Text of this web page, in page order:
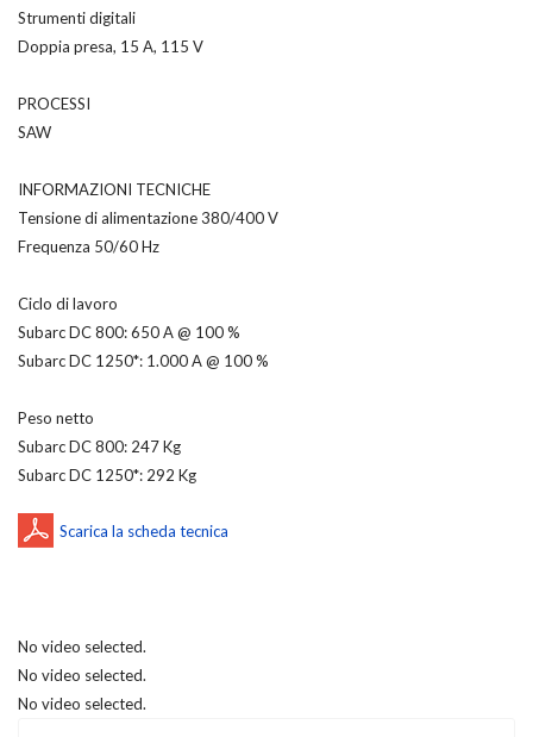
Strumenti digitali
Doppia presa, 15 A, 115 V
PROCESSI
SAW
INFORMAZIONI TECNICHE
Tensione di alimentazione 380/400 V
Frequenza 50/60 Hz
Ciclo di lavoro
Subarc DC 800: 650 A @ 100 %
Subarc DC 1250*: 1.000 A @ 100 %
Peso netto
Subarc DC 800: 247 Kg
Subarc DC 1250*: 292 Kg
No video selected.
No video selected.
No video selected.